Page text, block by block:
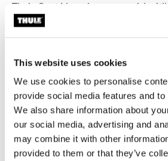
This website uses cookies
We use cookies to personalise
provide social media features and
We also share information about
our social media, advertising and
may combine it with other
provided to them or that they’ve
Thule Seat Liner é um acessório útil
toque de cor ao seu carrinho, mas
proporciona conforto extra ao seu
provavelmente ocorrerá), tudo o
fazer é remover o forro e colocá-lo
quando chegar em casa.
Após um longo dia fora, seu filho
um cochilo no carrinho enquanto o
Thule Glider Board e vai deslizando
casa.